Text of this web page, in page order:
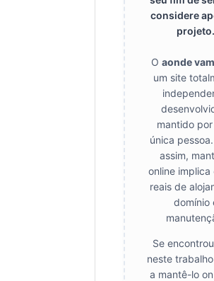
considere
projeto.
O aonde
um site
mantido
única
assim,
online implica
reais de
domínio
Se
neste
a mantê-lo